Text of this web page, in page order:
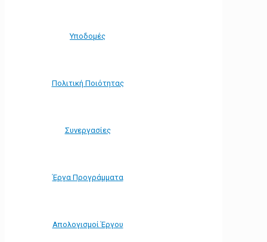
Υποδομές
Πολιτική Ποιότητας
Συνεργασίες
Έργα Προγράμματα
Απολογισμοί Έργου